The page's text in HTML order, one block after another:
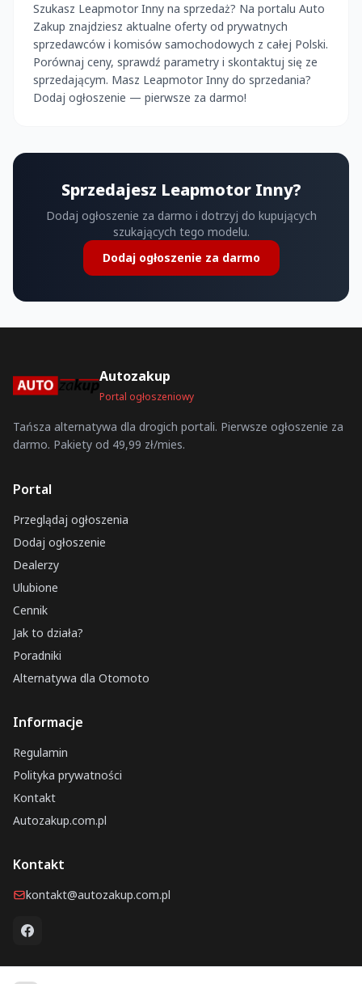
Szukasz Leapmotor Inny na sprzedaż? Na portalu Auto
Zakup znajdziesz aktualne oferty od prywatnych
sprzedawców i komisów samochodowych z całej Polski.
Porównaj ceny, sprawdź parametry i skontaktuj się ze
sprzedającym. Masz Leapmotor Inny do sprzedania?
Dodaj ogłoszenie — pierwsze za darmo!
Sprzedajesz Leapmotor Inny?
Dodaj ogłoszenie za darmo i dotrzyj do kupujących
szukających tego modelu.
Dodaj ogłoszenie za darmo
Autozakup
Portal ogłoszeniowy
Tańsza alternatywa dla drogich portali. Pierwsze ogłoszenie za
darmo. Pakiety od 49,99 zł/mies.
Portal
Przeglądaj ogłoszenia
Dodaj ogłoszenie
Dealerzy
Ulubione
Cennik
Jak to działa?
Poradniki
Alternatywa dla Otomoto
Informacje
Regulamin
Polityka prywatności
Kontakt
Autozakup.com.pl
Kontakt
kontakt@autozakup.com.pl